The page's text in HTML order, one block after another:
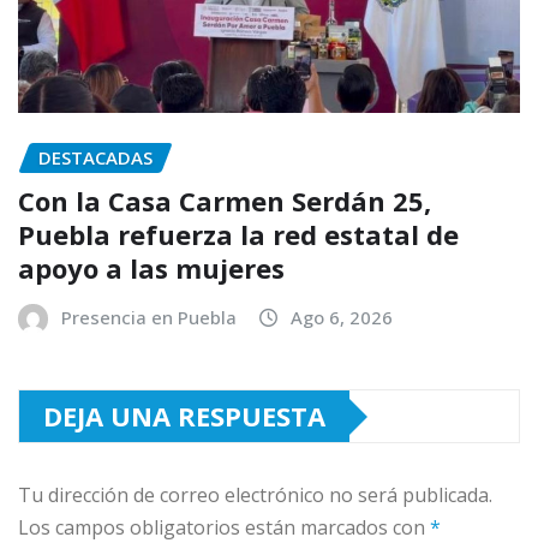
DESTACADAS
Con la Casa Carmen Serdán 25,
Puebla refuerza la red estatal de
apoyo a las mujeres
Presencia en Puebla Ago 6, 2026
DEJA UNA RESPUESTA
Tu dirección de correo electrónico no será publicada.
Los campos obligatorios están marcados con *